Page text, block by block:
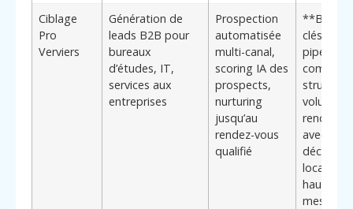
Ciblage
Pro
Verviers
Génération de
leads B2B pour
bureaux
d’études, IT,
services aux
entreprises
Prospection
automatisée
multi-canal,
scoring IA des
prospects,
nurturing
jusqu’au
rendez-vous
qualifié
clés :**
pipeline
structuré,
volume
rendez-
avec
décideurs
locaux en
hausse